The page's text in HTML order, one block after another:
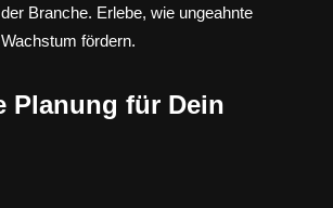
Branche. Erlebe, wie ungeahnte
fördern.
Planung für Dein